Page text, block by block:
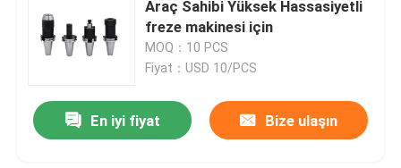
videolar
Hakkımızda
Araç Sahibi Yüksek Hassasiyetli
freze makinesi için
MOQ：10 PCS
Fiyat：USD 10/PCS
En iyi fiyat Bize ulaşın